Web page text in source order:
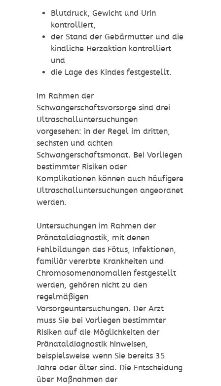
Blutdruck, Gewicht und Urin
kontrolliert,
der Stand der Gebärmutter und die
kindliche Herzaktion kontrolliert
und
die Lage des Kindes festgestellt.
Im Rahmen der
Schwangerschaftsvorsorge sind drei
Ultraschalluntersuchungen
vorgesehen: in der Regel im dritten,
sechsten und achten
Schwangerschaftsmonat. Bei Vorliegen
bestimmter Risiken oder
Komplikationen können auch häufigere
Ultraschalluntersuchungen angeordnet
werden.
Untersuchungen im Rahmen der
Pränataldiagnostik, mit denen
Fehlbildungen des Fötus, Infektionen,
familiär vererbte Krankheiten und
Chromosomenanomalien festgestellt
werden, gehören nicht zu den
regelmäßigen
Vorsorgeuntersuchungen. Der Arzt
muss Sie bei Vorliegen bestimmter
Risiken auf die Möglichkeiten der
Pränataldiagnostik hinweisen,
beispielsweise wenn Sie bereits 35
Jahre oder älter sind. Die Entscheidung
über Maßnahmen der